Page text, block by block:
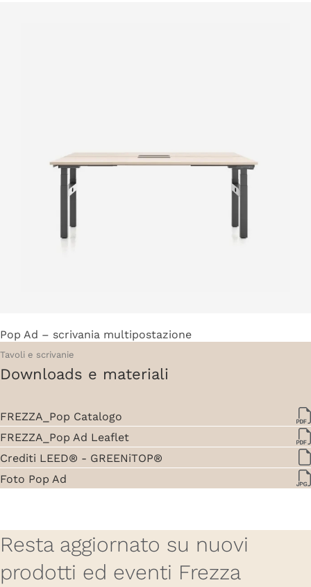
Pop Ad – scrivania multipostazione
Tavoli e scrivanie
Downloads e materiali
FREZZA_Pop Catalogo
FREZZA_Pop Ad Leaflet
Crediti LEED® - GREENiTOP®
Foto Pop Ad
Resta aggiornato su nuovi
prodotti ed eventi Frezza